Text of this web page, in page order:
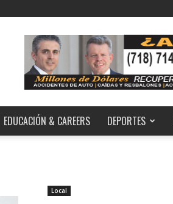
EDUCACIÓN & CAREERS DEPORTES
Local